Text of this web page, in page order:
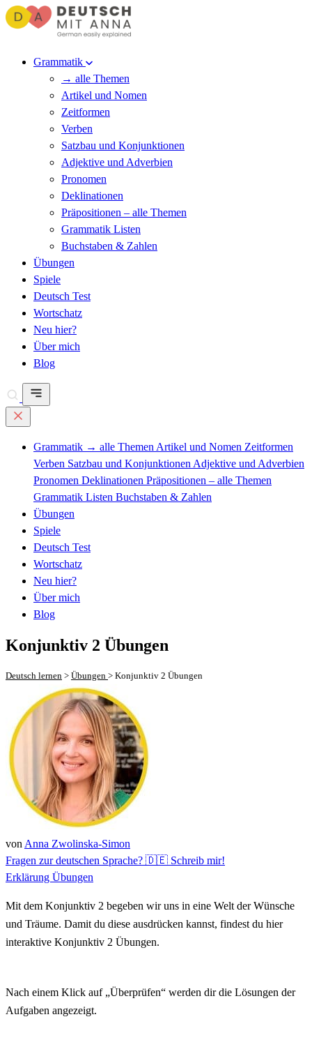
Grammatik
→ alle Themen
Artikel und Nomen
Zeitformen
Verben
Satzbau und Konjunktionen
Adjektive und Adverbien
Pronomen
Deklinationen
Präpositionen – alle Themen
Grammatik Listen
Buchstaben & Zahlen
Übungen
Spiele
Deutsch Test
Wortschatz
Neu hier?
Über mich
Blog
Grammatik → alle Themen Artikel und Nomen Zeitformen
Verben Satzbau und Konjunktionen Adjektive und Adverbien
Pronomen Deklinationen Präpositionen – alle Themen
Grammatik Listen Buchstaben & Zahlen
Übungen
Spiele
Deutsch Test
Wortschatz
Neu hier?
Über mich
Blog
Konjunktiv 2 Übungen
Deutsch lernen > Übungen > Konjunktiv 2 Übungen
von Anna Zwolinska-Simon
Fragen zur deutschen Sprache? 🇩🇪 Schreib mir!
Erklärung Übungen
Mit dem Konjunktiv 2 begeben wir uns in eine Welt der Wünsche
und Träume. Damit du diese ausdrücken kannst, findest du hier
interaktive Konjunktiv 2 Übungen.
Nach einem Klick auf „Überprüfen“ werden dir die Lösungen der
Aufgaben angezeigt.